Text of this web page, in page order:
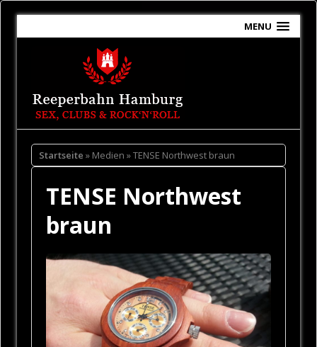
MENU
Startseite » Medien » TENSE Northwest braun
TENSE Northwest
braun